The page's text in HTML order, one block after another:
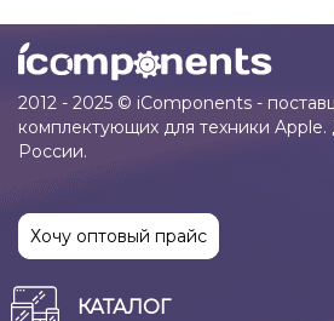
2012 - 2025 © iComponents -
комплектующих для техники Apple.
России.
Хочу оптовый прайс
КАТАЛОГ